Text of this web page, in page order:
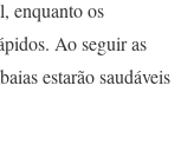
enquanto os
Ao seguir as
estarão saudáveis